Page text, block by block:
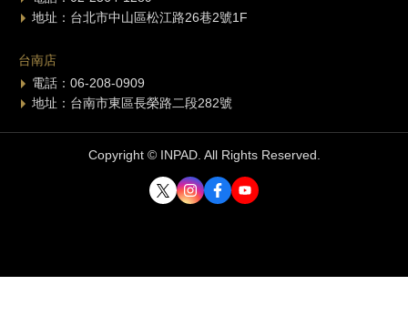
地址：台北市中山區松江路26巷2號1F
台南店
電話：06-208-0909
地址：台南市東區長榮路二段282號
Copyright © INPAD. All Rights Reserved.